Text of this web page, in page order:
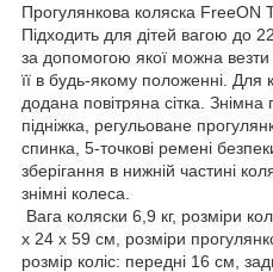
Прогулянкова коляска FreeON
Підходить для дітей вагою до
за допомогою якої можна везти
її в будь-якому положенні. Для
додана повітряна сітка.
підніжка, регульоване
спинка, 5-точкові ремені
зберігання в нижній частині
знімні колеса.
Вага коляски 6,9 кг, розміри
х 24 х 59 см, розміри
розмір коліс: передні 16 см,